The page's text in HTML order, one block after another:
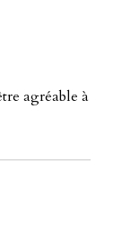
agr­éab­le à